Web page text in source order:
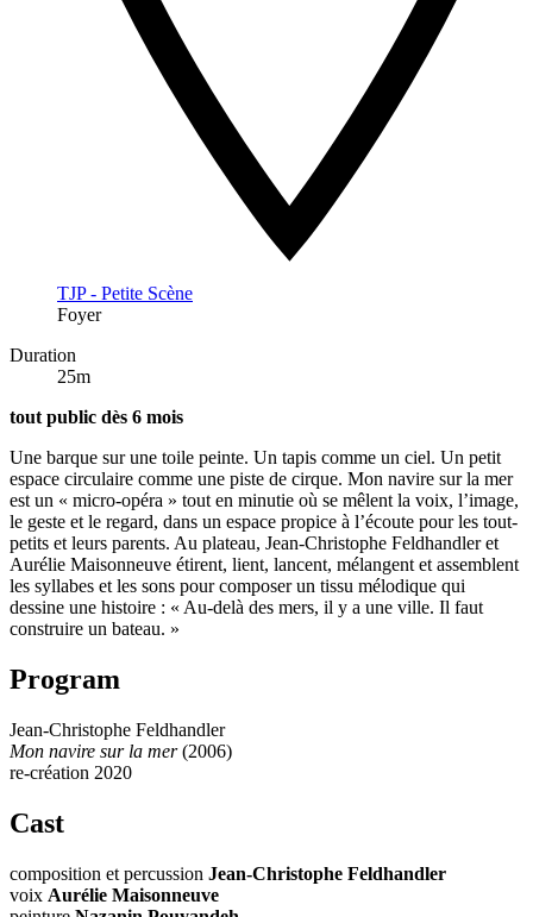
TJP - Petite Scène
Foyer
Duration
25m
tout public dès 6 mois
Une barque sur une toile peinte. Un tapis comme un ciel. Un petit
espace circulaire comme une piste de cirque. Mon navire sur la mer
est un « micro-opéra » tout en minutie où se mêlent la voix, l’image,
le geste et le regard, dans un espace propice à l’écoute pour les tout-
petits et leurs parents. Au plateau, Jean-Christophe Feldhandler et
Aurélie Maisonneuve étirent, lient, lancent, mélangent et assemblent
les syllabes et les sons pour composer un tissu mélodique qui
dessine une histoire : « Au-delà des mers, il y a une ville. Il faut
construire un bateau. »
Program
Jean-Christophe Feldhandler
Mon navire sur la mer(2006)
re-création 2020
Cast
composition et percussion Jean-Christophe Feldhandler
voix Aurélie Maisonneuve